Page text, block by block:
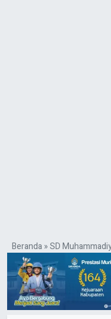
Beranda»SD